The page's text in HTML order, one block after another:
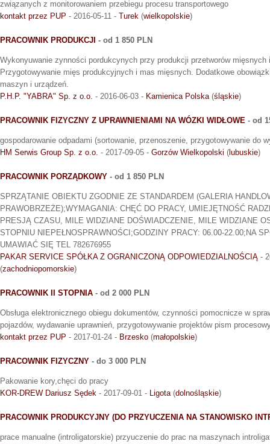
związanych z monitorowaniem przebiegu procesu transportowego
kontakt przez PUP - 2016-05-11 - Turek (wielkopolskie)
PRACOWNIK PRODUKCJI - od 1 850 PLN
Wykonyuwanie zynności pordukcynych przy produkcji przetworów mięsnych
Przygotowywanie mięs produkcyjnych i mas mięsnych. Dodatkowe
maszyn i urządzeń.
P.H.P. "YABRA" Sp. z o.o. - 2016-06-03 - Kamienica Polska(śląskie)
PRACOWNIK FIZYCZNY Z UPRAWNIENIAMI NA WÓZKI WIDŁOWE - od
gospodarowanie odpadami (sortowanie, przenoszenie, przygotowywanie do
HM Serwis Group Sp. z o.o. - 2017-09-05 - Gorzów Wielkopolski ( lubuskie)
PRACOWNIK PORZĄDKOWY - od 1 850 PLN
SPRZĄTANIE OBIEKTU ZGODNIE ZE STANDARDEM (GALERIA
PRAWOBRZEŻE);WYMAGANIA: CHĘĆ DO PRACY, UMIEJĘTNOŚĆ
PRESJĄ CZASU, MILE WIDZIANE DOŚWIADCZENIE, MILE WIDZIANE
STOPNIU NIEPEŁNOSPRAWNOŚCI;GODZINY PRACY: 06.00-22.00;NA
UMAWIAĆ SIĘ TEL 782676955
PAKAR SERVICE SPÓŁKA Z OGRANICZONĄ ODPOWIEDZIALNOŚCIĄ -
(zachodniopomorskie)
PRACOWNIK II STOPNIA - od 2 000 PLN
Obsługa elektronicznego obiegu dokumentów, czynności pomocnicze w
pojazdów, wydawanie uprawnień, przygotowywanie projektów pism
kontakt przez PUP - 2017-01-24 - Brzesko (małopolskie)
PRACOWNIK FIZYCZNY - do 3 000 PLN
Pakowanie kory,chęci do pracy
KOR-DREW Dariusz Sędek - 2017-09-01 - Ligota(dolnośląskie)
PRACOWNIK PRODUKCYJNY (DO PRZYUCZENIA NA STANOWISKO
prace manualne (introligatorskie) przyuczenie do prac na maszynach